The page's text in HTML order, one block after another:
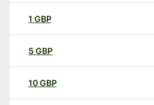
1 GBP
5 GBP
10GBP